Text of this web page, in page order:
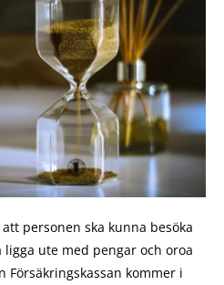
personen ska kunna besöka
ute med pengar och oroa
kommer i